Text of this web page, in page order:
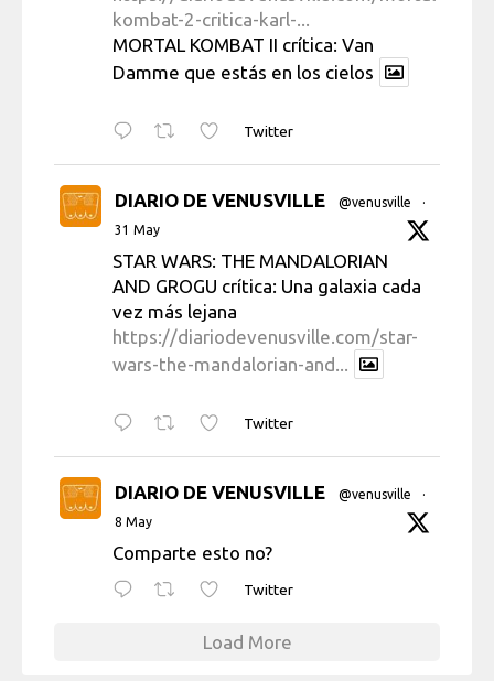
kombat-2-critica-karl-...
MORTAL KOMBAT II crítica: Van
Damme que estás en los cielos
Twitter
DIARIO DE VENUSVILLE @venusville
·
31 May
STAR WARS: THE MANDALORIAN
AND GROGU crítica: Una galaxia cada
vez más lejana
https://diariodevenusville.com/star-
wars-the-mandalorian-and...
Twitter
DIARIO DE VENUSVILLE @venusville
·
8 May
Comparte esto no?
Twitter
Load More